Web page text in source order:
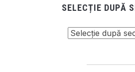
SELECȚIE DUPĂ